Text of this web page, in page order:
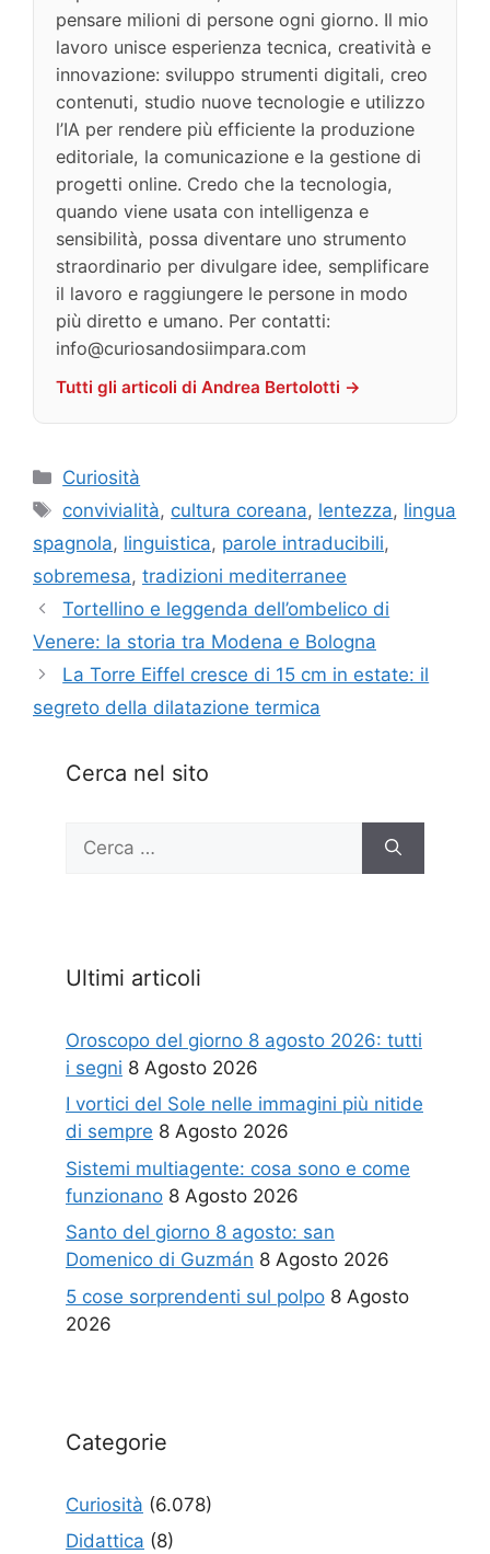
pensare milioni di persone ogni giorno. Il mio
lavoro unisce esperienza tecnica, creatività e
innovazione: sviluppo strumenti digitali, creo
contenuti, studio nuove tecnologie e utilizzo
l’IA per rendere più efficiente la produzione
editoriale, la comunicazione e la gestione di
progetti online. Credo che la tecnologia,
quando viene usata con intelligenza e
sensibilità, possa diventare uno strumento
straordinario per divulgare idee, semplificare
il lavoro e raggiungere le persone in modo
più diretto e umano. Per contatti:
info@curiosandosiimpara.com
Tutti gli articoli di Andrea Bertolotti →
Categorie
Curiosità
Tag
convivialità, cultura coreana, lentezza, lingua
spagnola, linguistica, parole intraducibili,
sobremesa, tradizioni mediterranee
Tortellino e leggenda dell’ombelico di
Venere: la storia tra Modena e Bologna
La Torre Eiffel cresce di 15 cm in estate: il
segreto della dilatazione termica
Cerca nel sito
per:
Ultimi articoli
Oroscopo del giorno 8 agosto 2026: tutti
i segni 8 Agosto 2026
I vortici del Sole nelle immagini più nitide
di sempre 8 Agosto 2026
Sistemi multiagente: cosa sono e come
funzionano 8 Agosto 2026
Santo del giorno 8 agosto: san
Domenico di Guzmán 8 Agosto 2026
5 cose sorprendenti sul polpo 8 Agosto
2026
Categorie
Curiosità (6.078)
Didattica (8)